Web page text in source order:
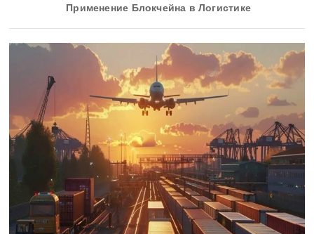
Применение Блокчейна в Логистике